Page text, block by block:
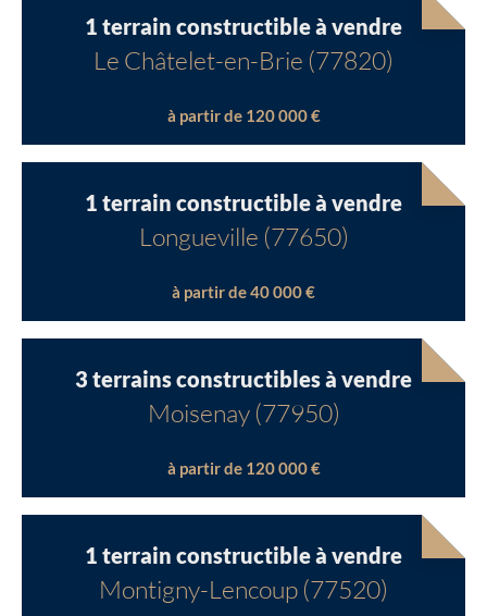
Chargement...
Chargement...
1 terrain constructible à vendre
Le Châtelet-en-Brie (77820)
à partir de 120 000 €
1 terrain constructible à vendre
Longueville (77650)
à partir de 40 000 €
3 terrains constructibles à vendre
Moisenay (77950)
à partir de 120 000 €
1 terrain constructible à vendre
Montigny-Lencoup (77520)